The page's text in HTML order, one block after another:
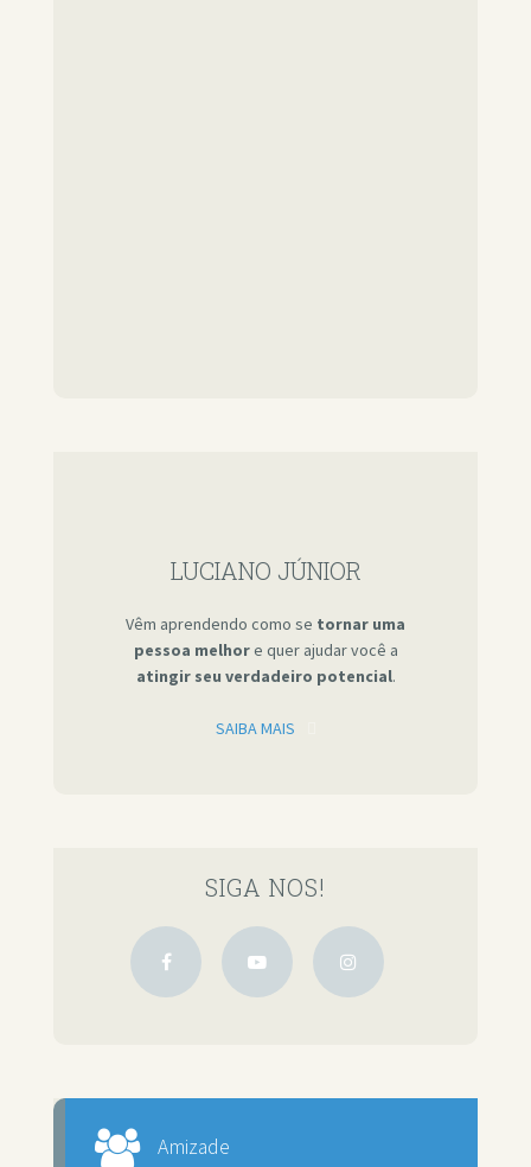
LUCIANO JÚNIOR
Vêm aprendendo como se tornar uma
pessoa melhore quer ajudar você a
atingir seu verdadeiro potencial.
SAIBA MAIS
SIGA NOS!
Amizade